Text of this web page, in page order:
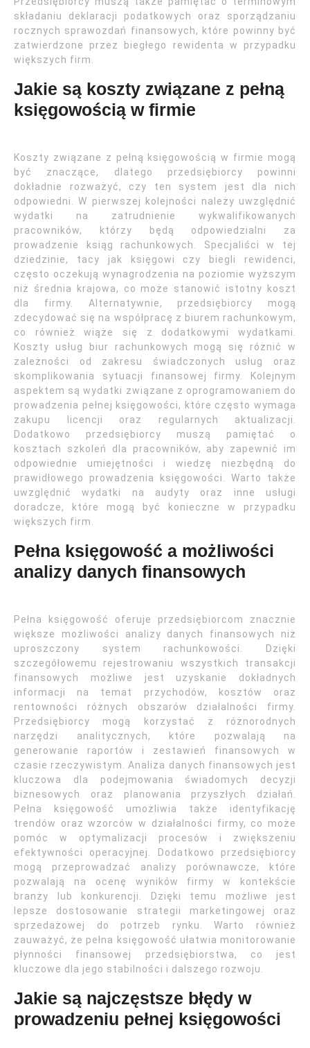
składaniu deklaracji podatkowych oraz sporządzaniu
rocznych sprawozdań finansowych, które powinny być
zatwierdzone przez biegłego rewidenta w przypadku
większych firm.
Jakie są koszty związane z pełną
księgowością w firmie
Koszty związane z pełną księgowością w firmie mogą
być znaczące, dlatego przedsiębiorcy powinni
dokładnie rozważyć, czy ten system jest dla nich
odpowiedni. W pierwszej kolejności należy uwzględnić
wydatki na zatrudnienie wykwalifikowanych
pracowników, którzy będą odpowiedzialni za
prowadzenie ksiąg rachunkowych. Specjaliści w tej
dziedzinie, tacy jak księgowi czy biegli rewidenci,
często oczekują wynagrodzenia na poziomie wyższym
niż średnia krajowa, co może stanowić istotny koszt
dla firmy. Alternatywnie, przedsiębiorcy mogą
zdecydować się na współpracę z biurem rachunkowym,
co również wiąże się z dodatkowymi wydatkami.
Koszty usług biur rachunkowych mogą się różnić w
zależności od zakresu świadczonych usług oraz
skomplikowania sytuacji finansowej firmy. Kolejnym
aspektem są wydatki związane z oprogramowaniem do
prowadzenia pełnej księgowości, które często wymaga
zakupu licencji oraz regularnych aktualizacji.
Dodatkowo przedsiębiorcy muszą pamiętać o
kosztach szkoleń dla pracowników, aby zapewnić im
odpowiednie umiejętności i wiedzę niezbędną do
prawidłowego prowadzenia księgowości. Warto także
uwzględnić wydatki na audyty oraz inne usługi
doradcze, które mogą być konieczne w przypadku
większych firm.
Pełna księgowość a możliwości
analizy danych finansowych
Pełna księgowość oferuje przedsiębiorcom znacznie
większe możliwości analizy danych finansowych niż
uproszczony system rachunkowości. Dzięki
szczegółowemu rejestrowaniu wszystkich transakcji
finansowych możliwe jest uzyskanie dokładnych
informacji na temat przychodów, kosztów oraz
rentowności różnych obszarów działalności firmy.
Przedsiębiorcy mogą korzystać z różnorodnych
narzędzi analitycznych, które pozwalają na
generowanie raportów i zestawień finansowych w
czasie rzeczywistym. Analiza danych finansowych jest
kluczowa dla podejmowania świadomych decyzji
biznesowych oraz planowania przyszłych działań.
Pełna księgowość umożliwia także identyfikację
trendów oraz wzorców w działalności firmy, co może
pomóc w optymalizacji procesów i zwiększeniu
efektywności operacyjnej. Dodatkowo przedsiębiorcy
mogą przeprowadzać analizy porównawcze, które
pozwalają na ocenę wyników firmy w kontekście
branży lub konkurencji. Dzięki temu możliwe jest
lepsze dostosowanie strategii marketingowej oraz
sprzedażowej do potrzeb rynku. Warto również
zauważyć, że pełna księgowość ułatwia monitorowanie
płynności finansowej przedsiębiorstwa, co jest
kluczowe dla jego stabilności i dalszego rozwoju.
Jakie są najczęstsze błędy w
prowadzeniu pełnej księgowości